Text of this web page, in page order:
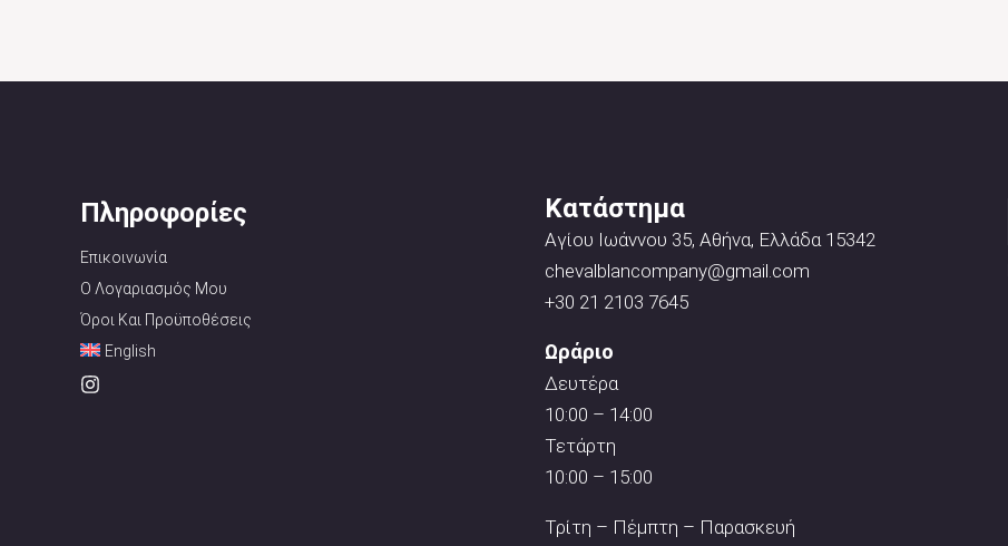
Πληροφορίες
Επικοινωνία
Ο Λογαριασμός Μου
Όροι Και Προϋποθέσεις
English
Κατάστημα
Αγίου Ιωάννου 35, Αθήνα, Ελλάδα 15342
chevalblancompany@gmail.com
+30 21 2103 7645
Ωράριο
Δευτέρα
10:00 – 14:00
Τετάρτη
10:00 – 15:00
Τρίτη – Πέμπτη – Παρασκευή